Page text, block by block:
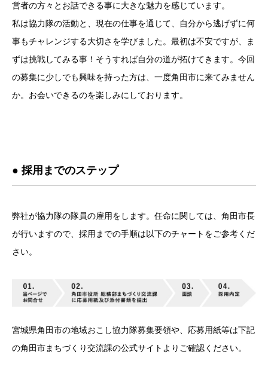
営者の方々とお話できる事に大きな魅力を感じています。
私は協力隊の活動と、現在の仕事を通じて、自分から逃げずに何
事もチャレンジする大切さを学びました。最初は不安ですが、ま
ずは挑戦してみる事！そうすれば自分の道が拓けてきます。今回
の募集に少しでも興味を持った方は、一度角田市に来てみません
か。お会いできるのを楽しみにしております。
● 採用までのステップ
弊社が協力隊の隊員の雇用をします。任命に関しては、角田市長
が行いますので、採用までの手順は以下のチャートをご参考くだ
さい。
宮城県角田市の地域おこし協力隊募集要領や、応募用紙等は下記
の角田市まちづくり交流課の公式サイトよりご確認ください。